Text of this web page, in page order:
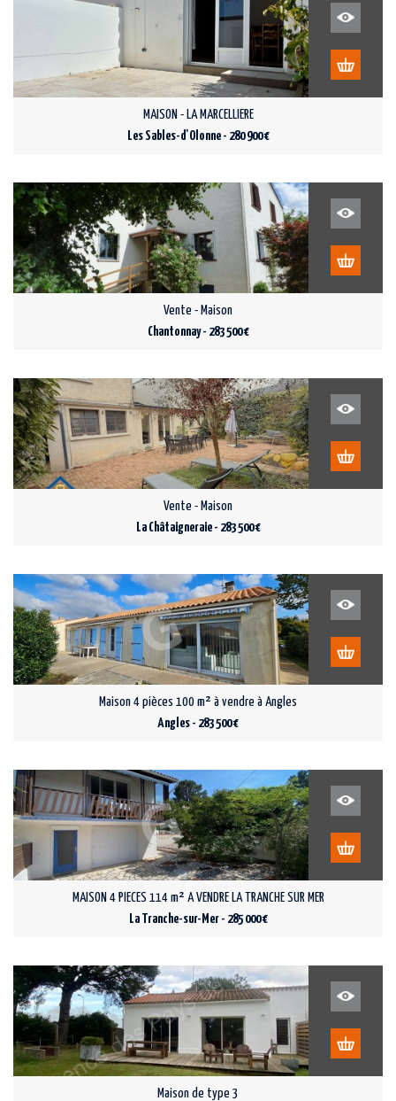
MAISON - LA MARCELLIERE
Les Sables-d'Olonne - 280 900 €
Vente - Maison
Chantonnay - 283 500 €
Vente - Maison
La Châtaigneraie - 283 500 €
Maison 4 pièces 100 m² à vendre à Angles
Angles - 283 500 €
MAISON 4 PIECES 114 m² A VENDRE LA TRANCHE SUR MER
La Tranche-sur-Mer - 285 000 €
Maison de type 3